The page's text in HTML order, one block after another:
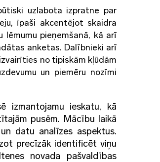
uzlabota izpratne par
īpaši akcentējot skaidra
pieņemšanā, kā arī
anketas. Dalībnieki arī
no tipiskām kļūdām
un piemēru nozīmi
izmantojamu ieskatu, kā
pusēm. Mācību laikā
datu analīzes aspektus.
precīzāk identificēt viņu
novada pašvaldības